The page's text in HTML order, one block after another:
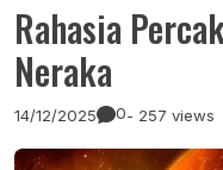
Rahasia
Neraka
14/12/2025 0- 257 views